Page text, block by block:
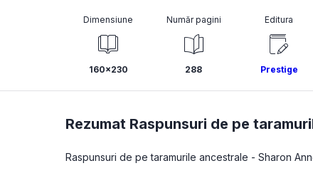
Dimensiune
160x230
Număr pagini
288
Editura
Prestige
Rezumat Raspunsuri de pe
Raspunsuri de pe taramurile ancestrale - Sharon